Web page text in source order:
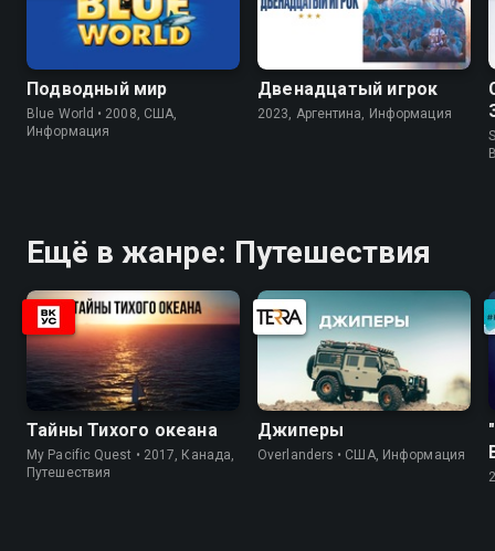
Подводный мир
Blue World • 2008, США,
Информация
Двенадцатый игрок
2023, Аргентина, Информация
Ещё в жанре: Путешествия
Тайны Тихого океана
My Pacific Quest • 2017, Канада,
Путешествия
Джиперы
Overlanders • США, Информация